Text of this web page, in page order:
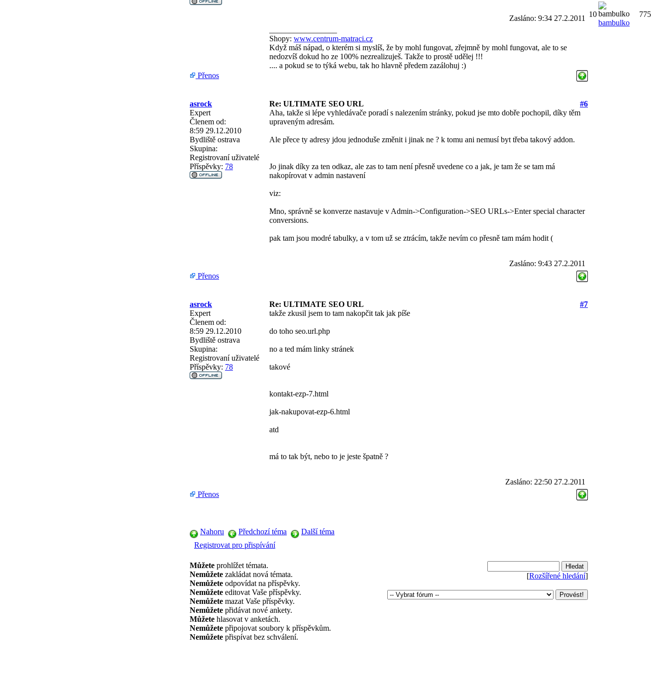
Zasláno: 9:34 27.2.2011
Shopy: www.centrum-matraci.cz
Když máš nápad, o kterém si myslíš, že by mohl fungovat, zřejmně by mohl fungovat, ale to se
nedozvíš dokud ho ze 100% nezrealizuješ. Takže to prostě udělej !!!
.... a pokud se to týká webu, tak ho hlavně předem zazálohuj :)
Přenos
asrock Re: ULTIMATE SEO URL
#6
Expert
Členem od:
8:59 29.12.2010
Bydliště ostrava
Skupina:
Registrovaní uživatelé
Příspěvky: 78
Aha, takže si lépe vyhledávače poradí s nalezením stránky, pokud jse mto dobře pochopil, díky těm
upraveným adresám.
Ale přece ty adresy jdou jednoduše změnit i jinak ne ? k tomu ani nemusí byt třeba takový addon.
Jo jinak díky za ten odkaz, ale zas to tam není přesně uvedene co a jak, je tam že se tam má
nakopírovat v admin nastavení
viz:
Mno, správně se konverze nastavuje v Admin->Configuration->SEO URLs->Enter special character
conversions.
pak tam jsou modré tabulky, a v tom už se ztrácím, takže nevím co přesně tam mám hodit (
Zasláno: 9:43 27.2.2011
Přenos
asrock Re: ULTIMATE SEO URL
#7
Expert
Členem od:
8:59 29.12.2010
Bydliště ostrava
Skupina:
Registrovaní uživatelé
Příspěvky: 78
takže zkusil jsem to tam nakopčit tak jak píše
do toho seo.url.php
no a ted mám linky stránek
takové
kontakt-ezp-7.html
jak-nakupovat-ezp-6.html
atd
má to tak být, nebo to je jeste špatně ?
Zasláno: 22:50 27.2.2011
Přenos
Nahoru Předchozí téma
Další téma
Registrovat pro přispívání
Můžete prohlížet témata.
Nemůžete zakládat nová témata.
Nemůžete odpovídat na příspěvky.
Nemůžete editovat Vaše příspěvky.
Nemůžete mazat Vaše příspěvky.
Nemůžete přidávat nové ankety.
Můžete hlasovat v anketách.
Nemůžete připojovat soubory k příspěvkům.
Nemůžete přispívat bez schválení.
[Rozšířené hledání]
10
bambulko
775